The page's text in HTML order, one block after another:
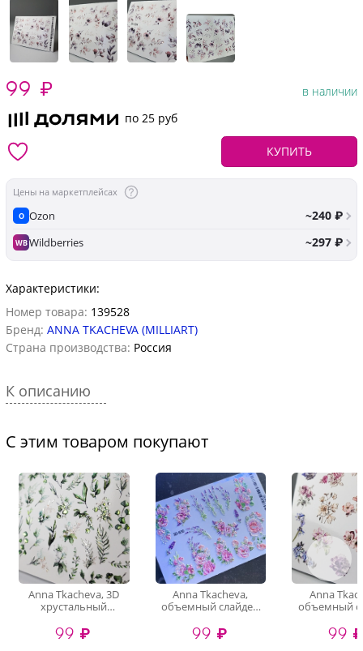
99 ₽
в наличии
по 25 руб
КУПИТЬ
Цены на маркетплейсах
O Ozon ~240 ₽
WBWildberries ~297 ₽
Характеристики:
Номер товара: 139528
Бренд: ANNA TKACHEVA (MILLIART)
Страна производства: Россия
К описанию
С этим товаром покупают
Anna Tkacheva, 3D
хрустальный
дизайн 3D1191
(crystal)
99 ₽
Anna Tkacheva,
объемный слайдер
99 ₽
Anna
объемный
99 ₽